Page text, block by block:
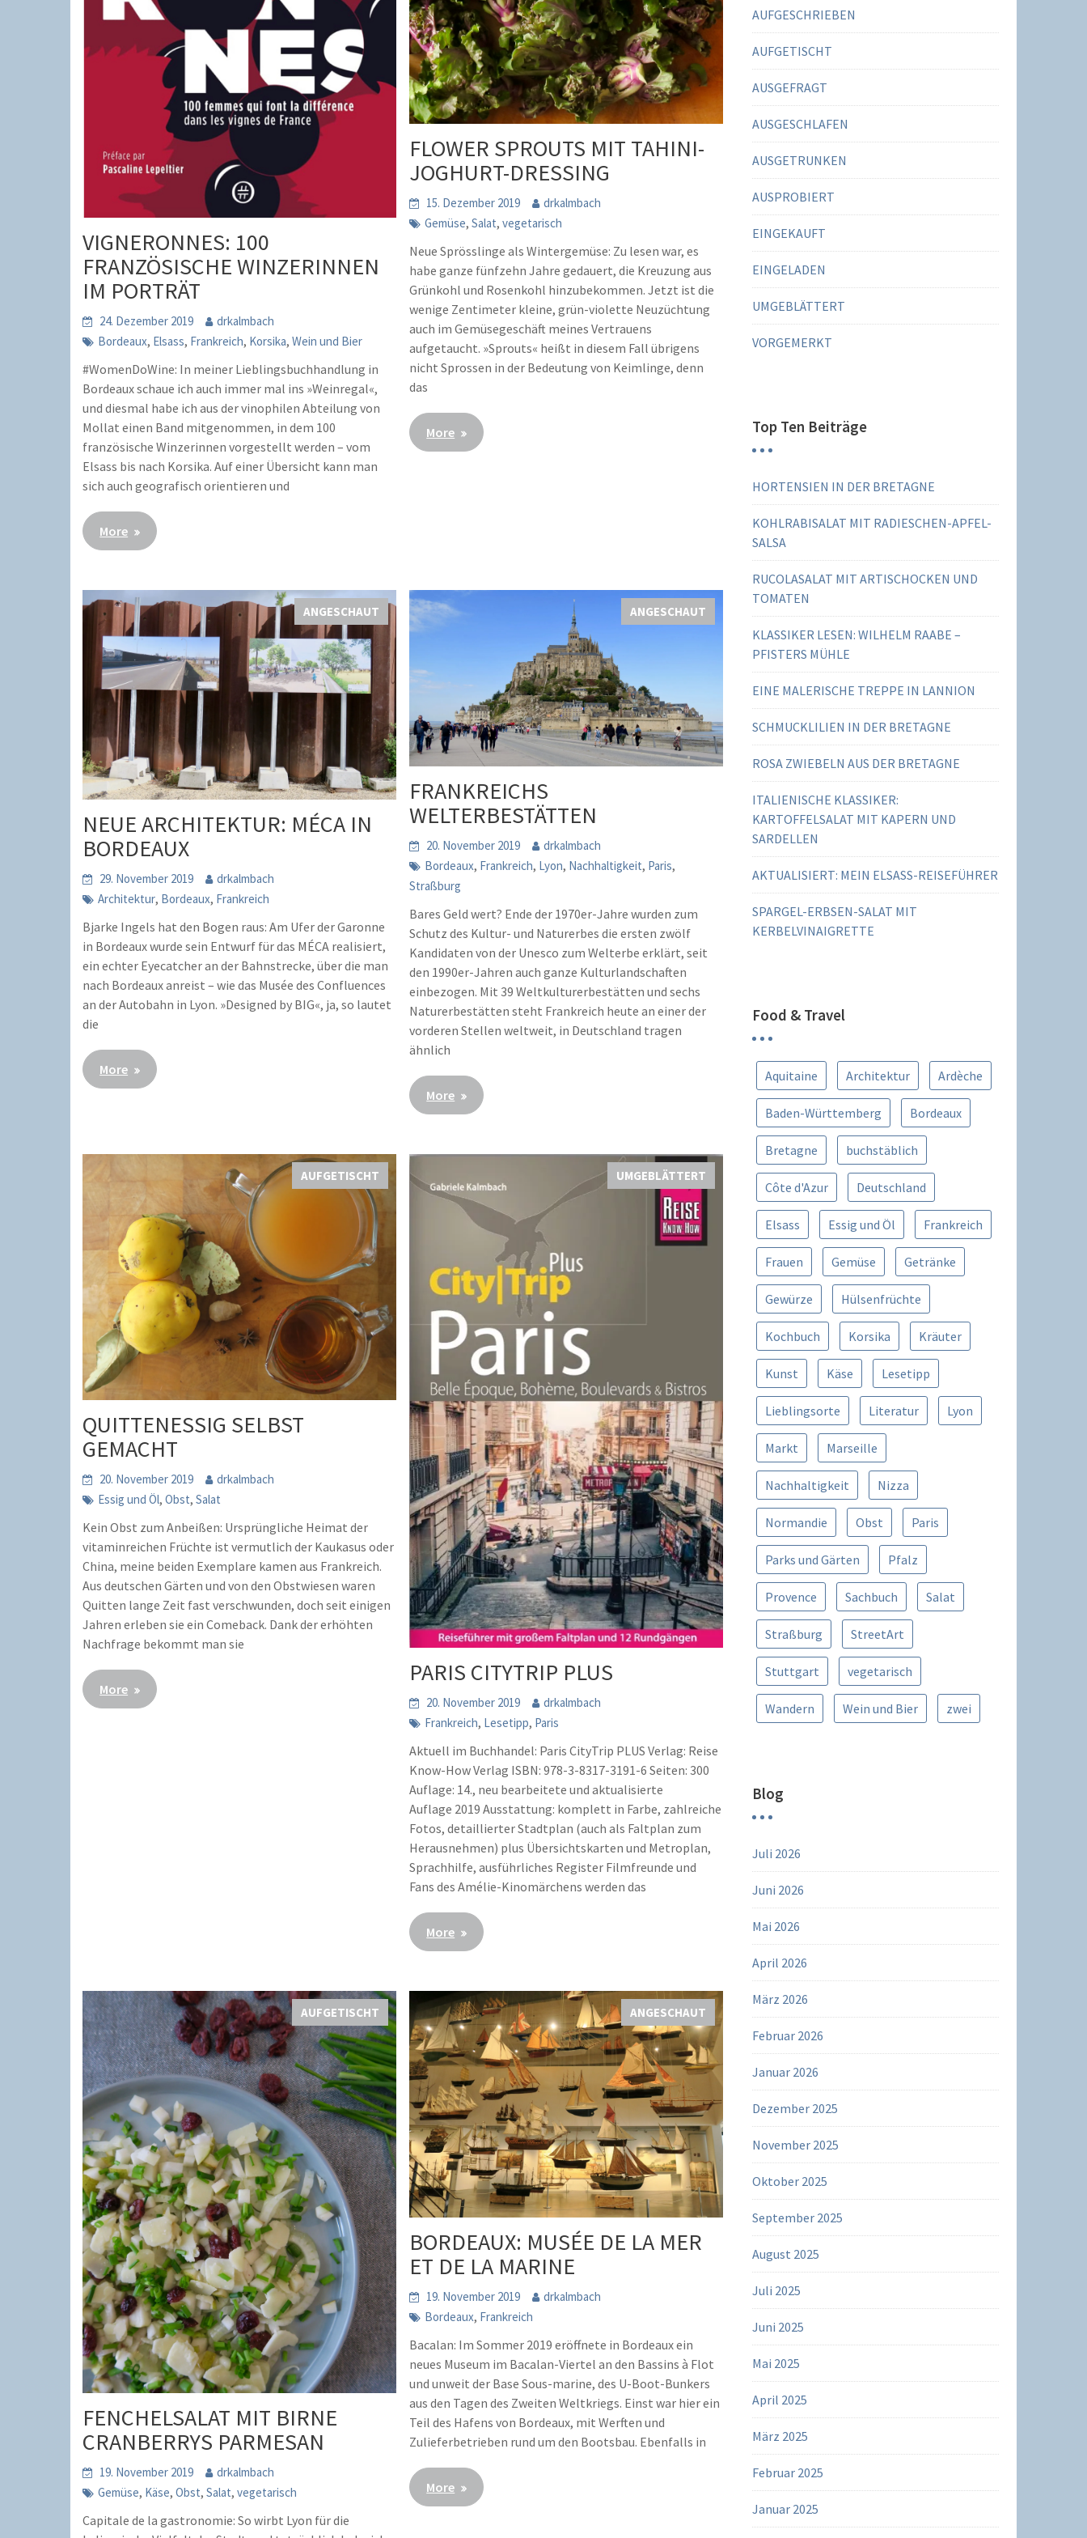
VIGNERONNES: 100
FRANZÖSISCHE WINZERINNEN
IM PORTRÄT
24. Dezember 2019
drkalmbach
Bordeaux, Elsass, Frankreich, Korsika,Wein und Bier
#WomenDoWine: In meiner Lieblingsbuchhandlung in
Bordeaux schaue ich auch immer mal ins »Weinregal«,
und diesmal habe ich aus der vinophilen Abteilung von
Mollat einen Band mitgenommen, in dem 100
französische Winzerinnen vorgestellt werden – vom
Elsass bis nach Korsika. Auf einer Übersicht kann man
sich auch geografisch orientieren und
More
FLOWER SPROUTS MIT TAHINI-
JOGHURT-DRESSING
15. Dezember 2019
drkalmbach
Gemüse,Salat,vegetarisch
Neue Sprösslinge als Wintergemüse: Zu lesen war, es
habe ganze fünfzehn Jahre gedauert, die Kreuzung aus
Grünkohl und Rosenkohl hinzubekommen. Jetzt ist die
wenige Zentimeter kleine, grün-violette Neuzüchtung
auch im Gemüsegeschäft meines Vertrauens
aufgetaucht. »Sprouts« heißt in diesem Fall übrigens
nicht Sprossen in der Bedeutung von Keimlinge, denn
das
More
ANGESCHAUT
NEUE ARCHITEKTUR: MÉCA IN
BORDEAUX
29. November 2019
drkalmbach
Architektur, Bordeaux, Frankreich
Bjarke Ingels hat den Bogen raus: Am Ufer der Garonne
in Bordeaux wurde sein Entwurf für das MÉCA realisiert,
ein echter Eyecatcher an der Bahnstrecke, über die man
nach Bordeaux anreist – wie das Musée des Confluences
an der Autobahn in Lyon. »Designed by BIG«, ja, so lautet
die
More
ANGESCHAUT
FRANKREICHS
WELTERBESTÄTTEN
20. November 2019
drkalmbach
Bordeaux, Frankreich, Lyon, Nachhaltigkeit, Paris,
Straßburg
Bares Geld wert? Ende der 1970er-Jahre wurden zum
Schutz des Kultur- und Naturerbes die ersten zwölf
Kandidaten von der Unesco zum Welterbe erklärt, seit
den 1990er-Jahren auch ganze Kulturlandschaften
einbezogen. Mit 39 Weltkulturerbestätten und sechs
Naturerbestätten steht Frankreich heute an einer der
vorderen Stellen weltweit, in Deutschland tragen
ähnlich
More
AUFGETISCHT
QUITTENESSIG SELBST
GEMACHT
20. November 2019
drkalmbach
Essig und Öl,Obst,Salat
Kein Obst zum Anbeißen: Ursprüngliche Heimat der
vitaminreichen Früchte ist vermutlich der Kaukasus oder
China, meine beiden Exemplare kamen aus Frankreich.
Aus deutschen Gärten und von den Obstwiesen waren
Quitten lange Zeit fast verschwunden, doch seit einigen
Jahren erleben sie ein Comeback. Dank der erhöhten
Nachfrage bekommt man sie
More
UMGEBLÄTTERT
PARIS CITYTRIP PLUS
20. November 2019
drkalmbach
Frankreich, Lesetipp, Paris
Aktuell im Buchhandel: Paris CityTrip PLUS Verlag: Reise
Know-How Verlag ISBN: 978-3-8317-3191-6 Seiten: 300
Auflage: 14., neu bearbeitete und aktualisierte
Auflage 2019 Ausstattung: komplett in Farbe, zahlreiche
Fotos, detaillierter Stadtplan (auch als Faltplan zum
Herausnehmen) plus Übersichtskarten und Metroplan,
Sprachhilfe, ausführliches Register Filmfreunde und
Fans des Amélie-Kinomärchens werden das
More
AUFGETISCHT
FENCHELSALAT MIT BIRNE
CRANBERRYS PARMESAN
19. November 2019
drkalmbach
Gemüse, Käse,Obst,Salat,vegetarisch
Capitale de la gastronomie: So wirbt Lyon für die
ANGESCHAUT
BORDEAUX: MUSÉE DE LA MER
ET DE LA MARINE
19. November 2019
drkalmbach
Bordeaux, Frankreich
Bacalan: Im Sommer 2019 eröffnete in Bordeaux ein
neues Museum im Bacalan-Viertel an den Bassins à Flot
und unweit der Base Sous-marine, des U-Boot-Bunkers
aus den Tagen des Zweiten Weltkriegs. Einst war hier ein
Teil des Hafens von Bordeaux, mit Werften und
Zulieferbetrieben rund um den Bootsbau. Ebenfalls in
More
AUFGESCHRIEBEN
AUFGETISCHT
AUSGEFRAGT
AUSGESCHLAFEN
AUSGETRUNKEN
AUSPROBIERT
EINGEKAUFT
EINGELADEN
UMGEBLÄTTERT
VORGEMERKT
Top Ten Beiträge
HORTENSIEN IN DER BRETAGNE
KOHLRABISALAT MIT RADIESCHEN-APFEL-
SALSA
RUCOLASALAT MIT ARTISCHOCKEN UND
TOMATEN
KLASSIKER LESEN: WILHELM RAABE –
PFISTERS MÜHLE
EINE MALERISCHE TREPPE IN LANNION
SCHMUCKLILIEN IN DER BRETAGNE
ROSA ZWIEBELN AUS DER BRETAGNE
ITALIENISCHE KLASSIKER:
KARTOFFELSALAT MIT KAPERN UND
SARDELLEN
AKTUALISIERT: MEIN ELSASS-REISEFÜHRER
SPARGEL-ERBSEN-SALAT MIT
KERBELVINAIGRETTE
Food & Travel
Aquitaine Architektur Ardèche
Baden-Württemberg Bordeaux
Bretagne buchstäblich
Côte d'Azur Deutschland
Elsass Essig und Öl Frankreich
Frauen Gemüse Getränke
Gewürze Hülsenfrüchte
Kochbuch Korsika Kräuter
Kunst Käse Lesetipp
Lieblingsorte Literatur Lyon
Markt Marseille
Nachhaltigkeit Nizza
Normandie Obst Paris
Parks und Gärten Pfalz
Provence Sachbuch Salat
Straßburg StreetArt
Stuttgart vegetarisch
Wandern Wein und Bier zwei
Blog
Juli 2026
Juni 2026
Mai 2026
April 2026
März 2026
Februar 2026
Januar 2026
Dezember 2025
November 2025
Oktober 2025
September 2025
August 2025
Juli 2025
Juni 2025
Mai 2025
April 2025
März 2025
Februar 2025
Januar 2025